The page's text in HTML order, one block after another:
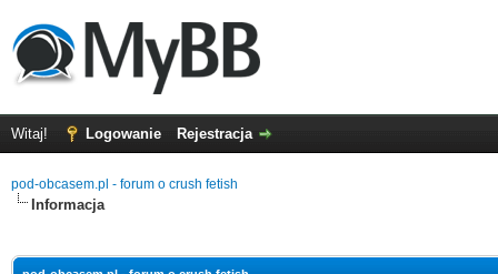
Witaj! Logowanie Rejestracja
pod-obcasem.pl - forum o crush fetish
Informacja